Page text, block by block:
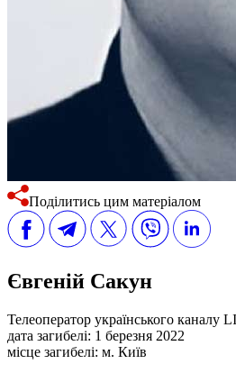
Поділитись цим матеріалом
Євгеній Сакун
Телеоператор українського каналу
дата загибелі: 1 березня 2022
місце загибелі: м. Київ